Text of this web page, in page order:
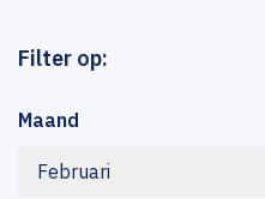
Filter op:
Maand
Februari